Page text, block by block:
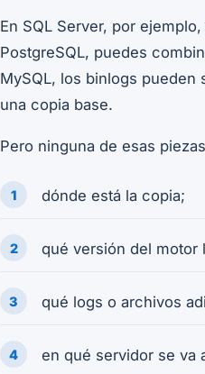
En SQL Server, por
PostgreSQL, puedes
MySQL, los binlogs pueden
una copia base.
Pero ninguna de esas
dónde está la copia;
qué versión del motor
qué logs o archivos
en qué servidor se va